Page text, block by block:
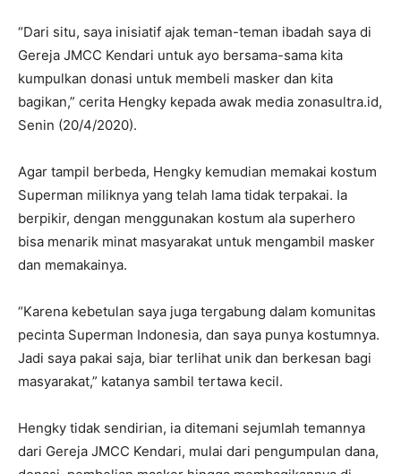
“Dari situ, saya inisiatif ajak teman-teman ibadah saya di
Gereja JMCC Kendari untuk ayo bersama-sama kita
kumpulkan donasi untuk membeli masker dan kita
bagikan,” cerita Hengky kepada awak media zonasultra.id,
Senin (20/4/2020).
Agar tampil berbeda, Hengky kemudian memakai kostum
Superman miliknya yang telah lama tidak terpakai. Ia
berpikir, dengan menggunakan kostum ala superhero
bisa menarik minat masyarakat untuk mengambil masker
dan memakainya.
“Karena kebetulan saya juga tergabung dalam komunitas
pecinta Superman Indonesia, dan saya punya kostumnya.
Jadi saya pakai saja, biar terlihat unik dan berkesan bagi
masyarakat,” katanya sambil tertawa kecil.
Hengky tidak sendirian, ia ditemani sejumlah temannya
dari Gereja JMCC Kendari, mulai dari pengumpulan dana,